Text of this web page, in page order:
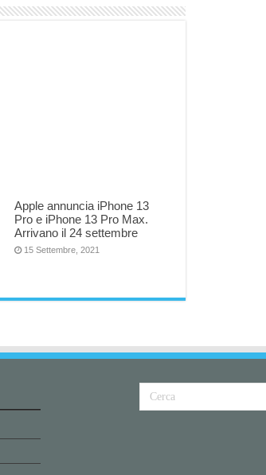
Apple annuncia iPhone 13
Pro e iPhone 13 Pro Max.
Arrivano il 24 settembre
15 Settembre, 2021